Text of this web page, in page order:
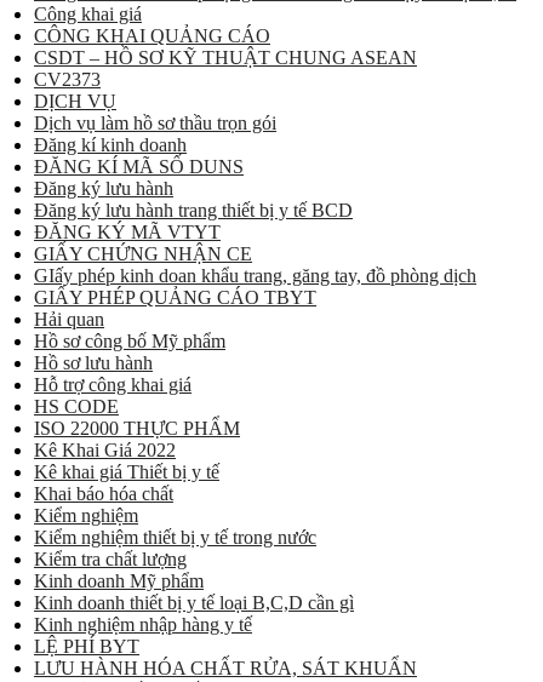
Công khai giá
CÔNG KHAI QUẢNG CÁO
CSDT – HỒ SƠ KỸ THUẬT CHUNG ASEAN
CV2373
DỊCH VỤ
Dịch vụ làm hồ sơ thầu trọn gói
Đăng kí kinh doanh
ĐĂNG KÍ MÃ SỐ DUNS
Đăng ký lưu hành
Đăng ký lưu hành trang thiết bị y tế BCD
ĐĂNG KÝ MÃ VTYT
GIẤY CHỨNG NHẬN CE
GIấy phép kinh doan khẩu trang, găng tay, đồ phòng dịch
GIẤY PHÉP QUẢNG CÁO TBYT
Hải quan
Hồ sơ công bố Mỹ phẩm
Hồ sơ lưu hành
Hỗ trợ công khai giá
HS CODE
ISO 22000 THỰC PHẨM
Kê Khai Giá 2022
Kê khai giá Thiết bị y tế
Khai báo hóa chất
Kiểm nghiệm
Kiểm nghiệm thiết bị y tế trong nước
Kiểm tra chất lượng
Kinh doanh Mỹ phẩm
Kinh doanh thiết bị y tế loại B,C,D cần gì
Kinh nghiệm nhập hàng y tế
LỆ PHÍ BYT
LƯU HÀNH HÓA CHẤT RỬA, SÁT KHUẨN